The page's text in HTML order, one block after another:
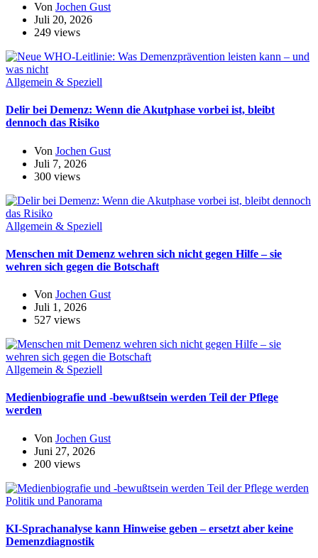
Von Jochen Gust
Juli 20, 2026
249 views
Allgemein & Speziell
Delir bei Demenz: Wenn die Akutphase vorbei ist, bleibt
dennoch das Risiko
Von Jochen Gust
Juli 7, 2026
300 views
Allgemein & Speziell
Menschen mit Demenz wehren sich nicht gegen Hilfe – sie
wehren sich gegen die Botschaft
Von Jochen Gust
Juli 1, 2026
527 views
Allgemein & Speziell
Medienbiografie und -bewußtsein werden Teil der Pflege
werden
Von Jochen Gust
Juni 27, 2026
200 views
Politik und Panorama
KI-Sprachanalyse kann Hinweise geben – ersetzt aber keine
Demenzdiagnostik